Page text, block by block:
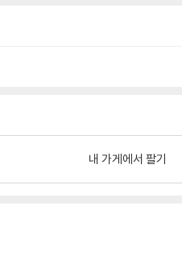
내 가게에서 팔기